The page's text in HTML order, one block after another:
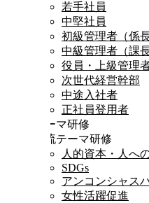
若手社員
中堅社員
初級管理者（係
中級管理者（課
役員・上級管理
次世代経営幹部
中途入社者
正社員登用者
テーマ研修
時流テーマ研修
人的資本・人へ
SDGs
アンコンシャス
女性活躍促進